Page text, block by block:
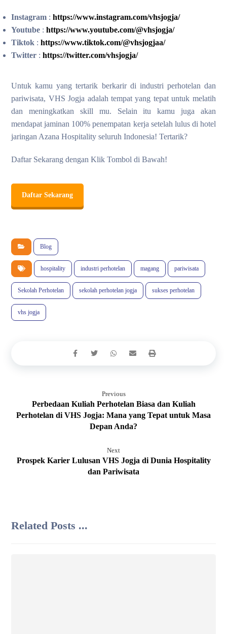
Instagram : https://www.instagram.com/vhsjogja/
Youtube : https://www.youtube.com/@vhsjogja/
Tiktok : https://www.tiktok.com/@vhsjogjaa/
Twitter :https://twitter.com/vhsjogja/
Untuk kamu yang tertarik berkarir di industri perhotelan dan
pariwisata, VHS Jogja adalah tempat yang tepat untuk melatih
dan meningkatkan skill mu. Selain itu kamu juga akan
mendapat jaminan 100% penempatan kerja setelah lulus di hotel
jaringan Azana Hospitality seluruh Indonesia! Tertarik?
Daftar Sekarang dengan Klik Tombol di Bawah!
Daftar Sekarang
Blog
hospitality industri perhotelan magang pariwisata
Sekolah Perhotelan sekolah perhotelan jogja sukses perhotelan
vhs jogja
Previous
Perbedaan Kuliah Perhotelan Biasa dan Kuliah
Perhotelan di VHS Jogja: Mana yang Tepat untuk Masa
Depan Anda?
Next
Prospek Karier Lulusan VHS Jogja di Dunia Hospitality
dan Pariwisata
Related Posts ...